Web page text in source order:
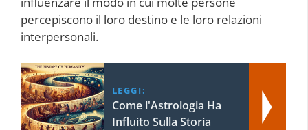
percepiscono il loro destino e le loro relazioni
interpersonali.
LEGGI:
Come l'Astrologia Ha
Influito Sulla Storia